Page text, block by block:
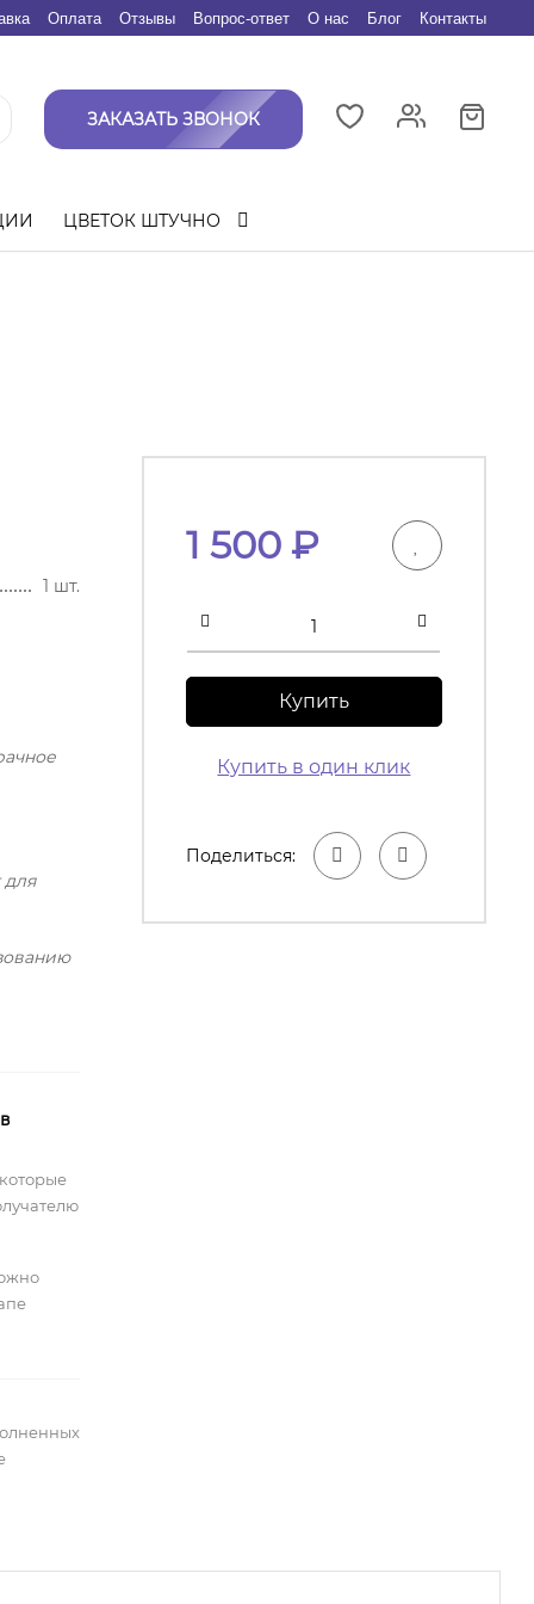
Оплата Отзывы Вопрос-ответ О нас Блог Контакты
ЗАКАЗАТЬ ЗВОНОК
ЦВЕТОК ШТУЧНО
1 шт.
для
1 500₽
Купить
Купить в один клик
Поделиться: